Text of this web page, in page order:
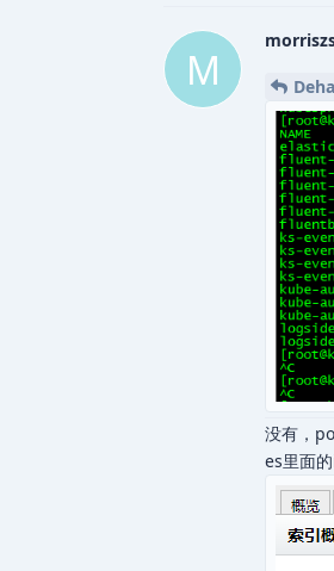
M
没有，
es里面